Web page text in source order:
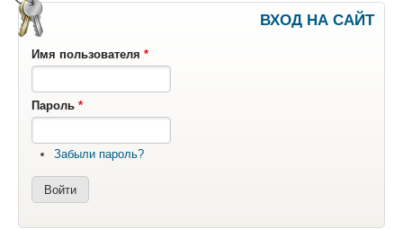
ВХОД НА САЙТ
Имя пользователя *
Пароль *
Забыли пароль?